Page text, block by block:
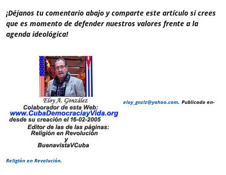
¡Déjanos tu comentario abajo y comparte este artículo si crees
que es momento de defender nuestros valores frente a la
agenda ideológica!
eloy_gnzlz@yahoo.com. Publicado en-
Religión en Revolución.